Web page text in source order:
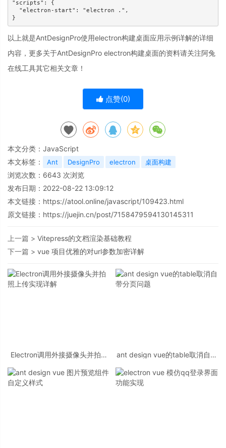
"scripts": {
  "electron-start": "electron .",
}
以上就是AntDesignPro使用electron构建桌面应用示例详解的详细
内容，更多关于AntDesignPro electron构建桌面的资料请关注阿兔
在线工具其它相关文章！
点赞(0)
本文分类： JavaScript
本文标签：
Ant DesignPro electron 桌面构建
浏览次数： 6643 次浏览
发布日期：2022-08-22 13:09:12
本文链接： https://atool.online/javascript/109423.html
原文链接：https://juejin.cn/post/7158479594130145311
上一篇 > Vitepress的文档渲染基础教程
下一篇 > vue 项目优雅的对url参数加密详解
Electron调用外接摄像头并拍照
ant design vue的table取消自带